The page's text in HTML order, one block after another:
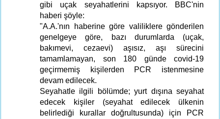
gibi uçak seyahatlerini kapsıyor. BBC'nin
haberi şöyle:
"A.A.'nın haberine göre valiliklere gönderilen
genelgeye göre, bazı durumlarda (uçak,
bakımevi, cezaevi) aşısız, aşı sürecini
tamamlamayan, son 180 günde covid-19
geçirmemiş kişilerden PCR istenmesine
devam edilecek.
Seyahatle ilgili bölümde; yurt dışına seyahat
edecek kişiler (seyahat edilecek ülkenin
belirlediği kurallar doğrultusunda) için PCR